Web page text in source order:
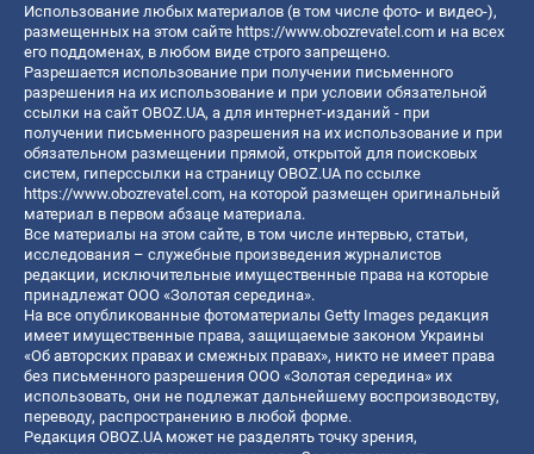
Использование любых материалов (в том числе фото- и видео-),
размещенных на этом сайте https://www.obozrevatel.com и на всех
его поддоменах, в любом виде строго запрещено.
Разрешается использование при получении письменного
разрешения на их использование и при условии обязательной
ссылки на сайт OBOZ.UA, а для интернет-изданий - при
получении письменного разрешения на их использование и при
обязательном размещении прямой, открытой для поисковых
систем, гиперссылки на страницу OBOZ.UA по ссылке
https://www.obozrevatel.com, на которой размещен оригинальный
материал в первом абзаце материала.
Все материалы на этом сайте, в том числе интервью, статьи,
исследования – служебные произведения журналистов
редакции, исключительные имущественные права на которые
принадлежат ООО «Золотая середина».
На все опубликованные фотоматериалы Getty Images редакция
имеет имущественные права, защищаемые законом Украины
«Об авторских правах и смежных правах», никто не имеет права
без письменного разрешения ООО «Золотая середина» их
использовать, они не подлежат дальнейшему воспроизводству,
переводу, распространению в любой форме.
Редакция OBOZ.UA может не разделять точку зрения,